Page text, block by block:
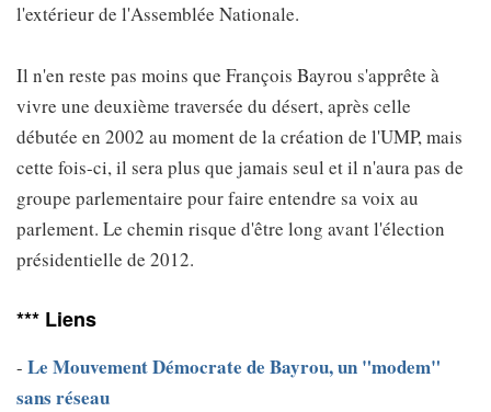
l'extérieur de l'Assemblée Nationale.
Il n'en reste pas moins que François Bayrou s'apprête à
vivre une deuxième traversée du désert, après celle
débutée en 2002 au moment de la création de l'UMP, mais
cette fois-ci, il sera plus que jamais seul et il n'aura pas de
groupe parlementaire pour faire entendre sa voix au
parlement. Le chemin risque d'être long avant l'élection
présidentielle de 2012.
*** Liens
- Le Mouvement Démocrate de Bayrou, un "modem"
sans réseau